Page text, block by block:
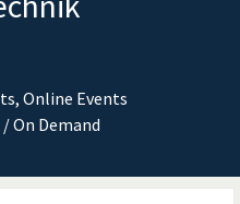
Online Events
On Demand